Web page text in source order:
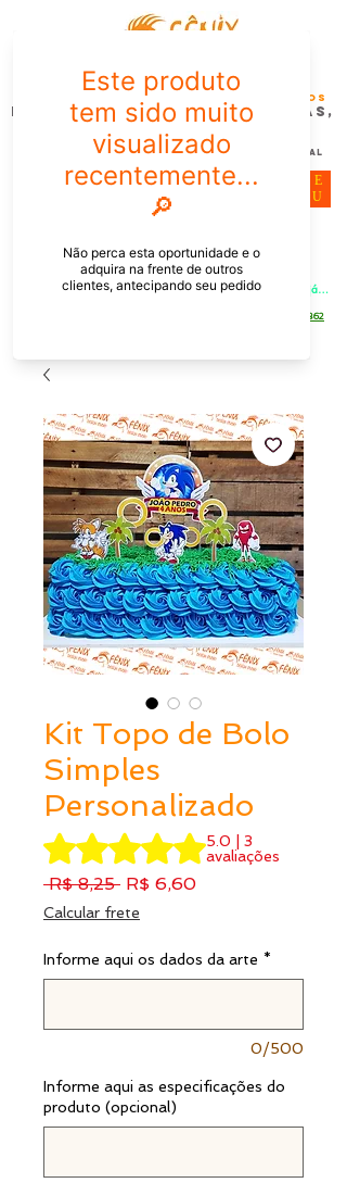
FÊNIX DESIGN STUDIO | Design
Gráfico| Desenvolvimento de Produtos
Personalizados para Pessoas,
Empresas e EventoS
Lembrancinhas, Brindes promocionais,
Decoração, Presentes e Comunicação Visual
PEDIDOS PELO CHAT OU WHATSAPP: Informe os produtos,
quantidade e o CEP ou endereço de entrega e receba um link já
ME
NU
[21] 9 6546 4862
Kit Topo de Bolo
Simples
Personalizado
A classificação é 5.0 de 5 estrelas
5.0 | 3
avaliações
R$ 8,25 Preço
R$ 6,60Preço
Calcular frete
Informe aqui os dados da arte *
0/500
Informe aqui as especificações do
produto (opcional)